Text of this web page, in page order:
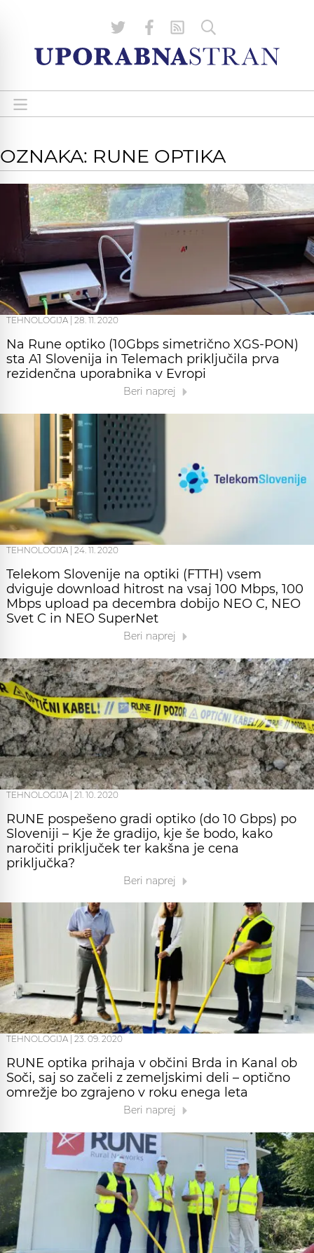
OZNAKA: RUNE OPTIKA
TEHNOLOGIJA 28. 11. 2020
Na Rune optiko (10Gbps simetrično XGS-PON)
sta A1 Slovenija in Telemach priključila prva
rezidenčna uporabnika v Evropi
Beri naprej
TEHNOLOGIJA 24. 11. 2020
Telekom Slovenije na optiki (FTTH) vsem
dviguje download hitrost na vsaj 100 Mbps, 100
Mbps upload pa decembra dobijo NEO C, NEO
Svet C in NEO SuperNet
Beri naprej
TEHNOLOGIJA | 21. 10. 2020
RUNE pospešeno gradi optiko (do 10 Gbps) po
Sloveniji – Kje že gradijo, kje še bodo, kako
naročiti priključek ter kakšna je cena
priključka?
Beri naprej
TEHNOLOGIJA 23. 09. 2020
RUNE optika prihaja v občini Brda in Kanal ob
Soči, saj so začeli z zemeljskimi deli – optično
omrežje bo zgrajeno v roku enega leta
Beri naprej